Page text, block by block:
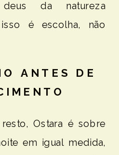
da natureza
é escolha, não
ANTES DE
Ostara é sobre
em igual medida,